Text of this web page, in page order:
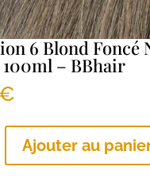
6 Blond Foncé
– BBhair
€
Ajouter au